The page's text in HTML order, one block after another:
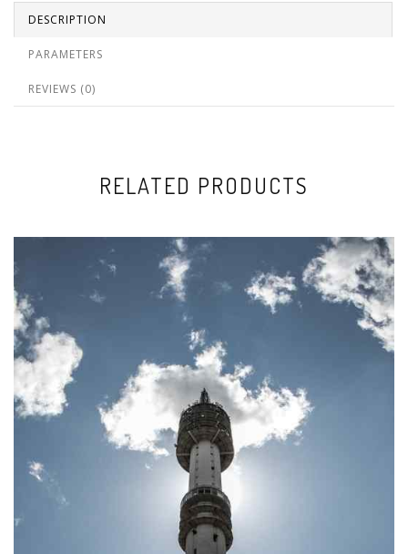
DESCRIPTION
PARAMETERS
REVIEWS (0)
RELATED PRODUCTS